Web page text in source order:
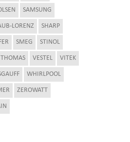
SAMSUNG
LORENZ SHARP
SMEG STINOL
THOMAS VESTEL VITEK
WHIRLPOOL
ZEROWATT